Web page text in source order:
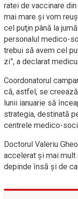
ratei de vaccinare
mai mare şi vom
cel puţin până la
personalul medico-
trebui să avem cel
zi”, a declarat
Coordonatorul
că, astfel, se
lunii ianuarie să
strategia, destinată
centrele medico-
Doctorul Valeriu
accelerat şi mai mult
depinde însă şi de